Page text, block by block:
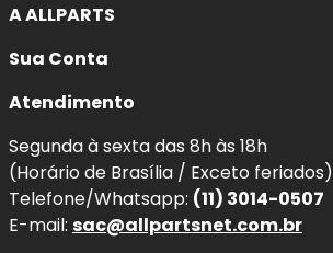
A ALLPARTS
Sua Conta
Atendimento
Segunda à sexta das 8h às 18h
(Horário de Brasília / Exceto feriados)
Telefone/Whatsapp: (11) 3014-0507
E-mail: sac@allpartsnet.com.br